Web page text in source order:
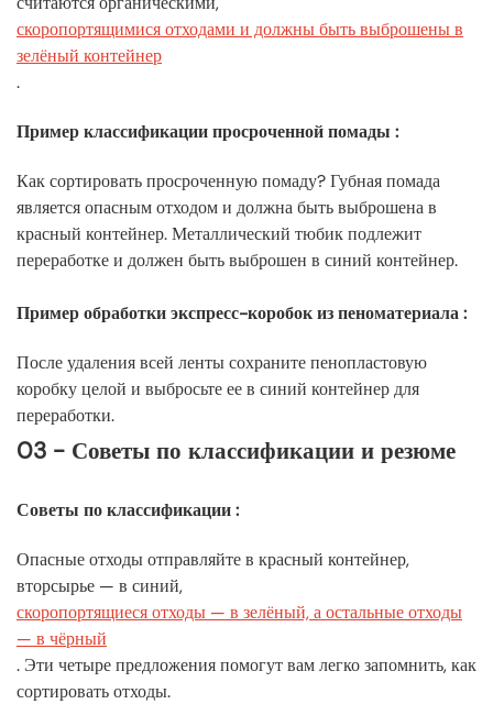
скоропортящимися отходами и должны быть выброшены в
зелёный контейнер
.
Пример классификации просроченной помады :
Как сортировать просроченную помаду? Губная помада
является опасным отходом и должна быть выброшена в
красный контейнер. Металлический тюбик подлежит
переработке и должен быть выброшен в синий контейнер.
Пример обработки экспресс-коробок из пеноматериала:
После удаления всей ленты сохраните пенопластовую
коробку целой и выбросьте ее в синий контейнер для
переработки.
03 - Советы по классификации и резюме
Советы по классификации:
Опасные отходы отправляйте в красный контейнер,
вторсырье — в синий,
скоропортящиеся отходы — в зелёный, а остальные отходы
— в чёрный
. Эти четыре предложения помогут вам легко запомнить, как
сортировать отходы.